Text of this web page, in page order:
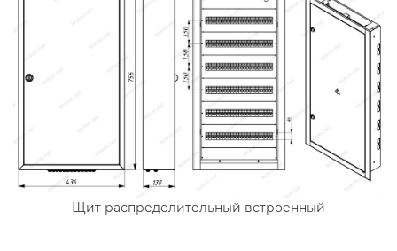
Щит распределительный встроенный